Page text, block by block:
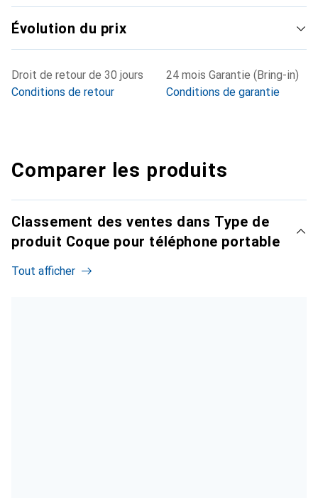
Évolution du prix
Droit de retour de 30 jours
Conditions de retour
24 mois Garantie (Bring-in)
Conditions de garantie
Comparer les produits
Classement des ventes dans Type de
produit Coque pour téléphone portable
Tout afficher